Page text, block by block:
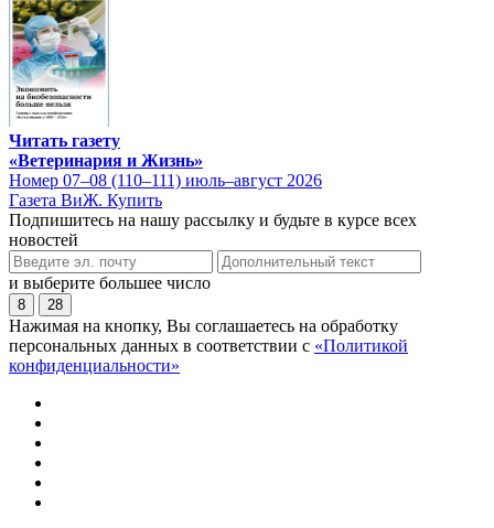
Читать газету
«Ветеринария и Жизнь»
Номер 07–08 (110–111) июль–август 2026
Газета ВиЖ. Купить
Подпишитесь на нашу рассылку и будьте в курсе всех
новостей
и выберите большее число
8 28
Нажимая на кнопку, Вы соглашаетесь на обработку
персональных данных в соответствии с «Политикой
конфиденциальности»